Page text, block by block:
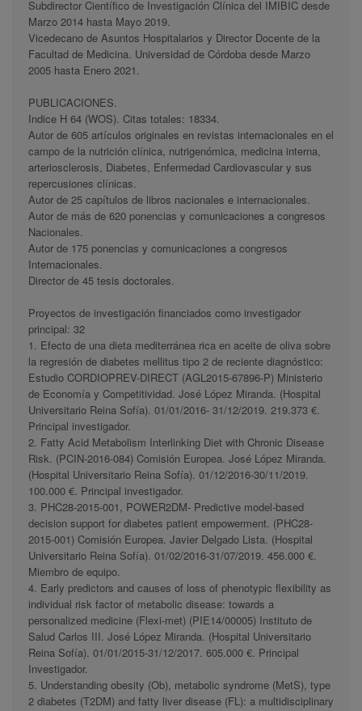
Subdirector Científico de Investigación Clínica del IMIBIC desde
Marzo 2014 hasta Mayo 2019.
Vicedecano de Asuntos Hospitalarios y Director Docente de la
Facultad de Medicina. Universidad de Córdoba desde Marzo
2005 hasta Enero 2021.
PUBLICACIONES.
Indice H 64 (WOS). Citas totales: 18334.
Autor de 605 artículos originales en revistas internacionales en el
campo de la nutrición clínica, nutrigenómica, medicina interna,
arteriosclerosis, Diabetes, Enfermedad Cardiovascular y sus
repercusiones clínicas.
Autor de 25 capítulos de libros nacionales e internacionales.
Autor de más de 620 ponencias y comunicaciones a congresos
Nacionales.
Autor de 175 ponencias y comunicaciones a congresos
Internacionales.
Director de 45 tesis doctorales.
Proyectos de investigación financiados como investigador
principal: 32
1. Efecto de una dieta mediterránea rica en aceite de oliva sobre
la regresión de diabetes mellitus tipo 2 de reciente diagnóstico:
Estudio CORDIOPREV-DIRECT (AGL2015-67896-P) Ministerio
de Economía y Competitividad. José López Miranda. (Hospital
Universitario Reina Sofía). 01/01/2016- 31/12/2019. 219.373 €.
Principal investigador.
2. Fatty Acid Metabolism Interlinking Diet with Chronic Disease
Risk. (PCIN-2016-084) Comisión Europea. José López Miranda.
(Hospital Universitario Reina Sofía). 01/12/2016-30/11/2019.
100.000 €. Principal investigador.
3. PHC28-2015-001, POWER2DM- Predictive model-based
decision support for diabetes patient empowerment. (PHC28-
2015-001) Comisión Europea. Javier Delgado Lista. (Hospital
Universitario Reina Sofía). 01/02/2016-31/07/2019. 456.000 €.
Miembro de equipo.
4. Early predictors and causes of loss of phenotypic flexibility as
individual risk factor of metabolic disease: towards a
personalized medicine (Flexi-met) (PIE14/00005) Instituto de
Salud Carlos III. José López Miranda. (Hospital Universitario
Reina Sofía). 01/01/2015-31/12/2017. 605.000 €. Principal
Investigador.
5. Understanding obesity (Ob), metabolic syndrome (MetS), type
2 diabetes (T2DM) and fatty liver disease (FL): a multidisciplinary